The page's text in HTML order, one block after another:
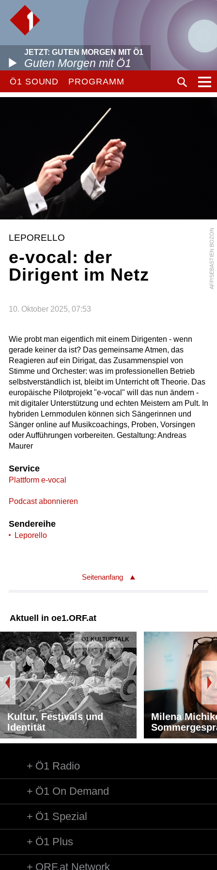
JETZT: GUTEN MORGEN MIT Ö1
Guten Morgen mit Ö1
Ö1 SOUND PROGRAMM
AFP/SEBASTIEN BOZON
LEPORELLO
e-vocal: der
Dirigent im Netz
10. Oktober 2025, 07:53
Wie probt man eigentlich mit einem Dirigenten - wenn
gerade keiner da ist? Das gemeinsame Atmen, das
Reagieren auf ein Dirigat, das Zusammenspiel von
Stimme und Orchester: was im professionellen Betrieb
selbstverständlich ist, bleibt im Unterricht oft Theorie. Das
europäische Pilotprojekt "e-vocal" will das nun ändern -
mit digitaler Unterstützung und echten Meistern am Pult. In
hybriden Lernmodulen können sich Sängerinnen und
Sänger online auf Musikcoachings, Proben, Vorsingen
oder Aufführungen vorbereiten. Gestaltung: Andreas
Maurer
Service
Plattform e-vocal
Podcast abonnieren
Sendereihe
Leporello
Seitenanfang
Aktuell in oe1.ORF.at
Ö1 KULTURTALK
Kultur, Festivals und
Identität
Milena
Ö1 Radio
Ö1 On Demand
Ö1 Spezial
Ö1 Plus
ORF.at Network